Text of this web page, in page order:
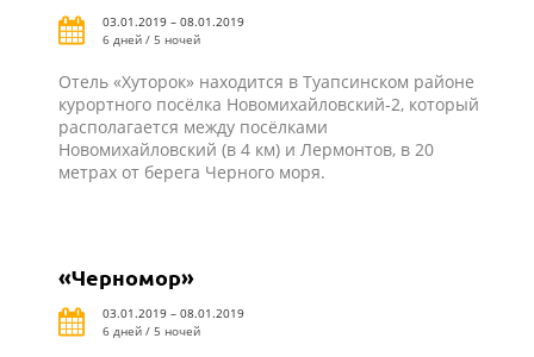
03.01.2019 – 08.01.2019
6 дней / 5 ночей
Отель «Хуторок» находится в Туапсинском районе
курортного посёлка Новомихайловский-2, который
располагается между посёлками
Новомихайловский (в 4 км) и Лермонтов, в 20
метрах от берега Черного моря.
«Черномор»
03.01.2019 – 08.01.2019
6 дней / 5 ночей